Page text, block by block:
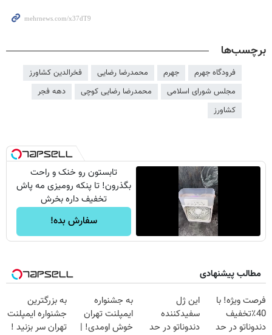
برچسب‌ها
فرودگاه جهرم جهرم محمدرضا رضایی
فخرالدین کشاورز
مجلس شورای اسلامی
محمدرضا رضایی کوچی
دهه فجر
کشاورز
تابستون رو خنک و راحت
بگذرون! تا پنکه رومیزی مه پاش
تخفیف داره بخرش
سفارش بده!
مطالب پیشنهادی
فرصت ویژه! با
40٪تخفیف
دندوناتو در حد
این ژل
سفیدکننده
دندوناتو در حد
به جشنواره
ایمپلنت تهران
خوش اومدی! |
به بزرگترین
جشنواره ایمپلنت
تهران سر بزنید !